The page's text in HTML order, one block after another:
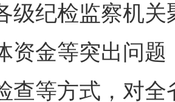
级纪检监察机
资金等突出问
查等方式，对全